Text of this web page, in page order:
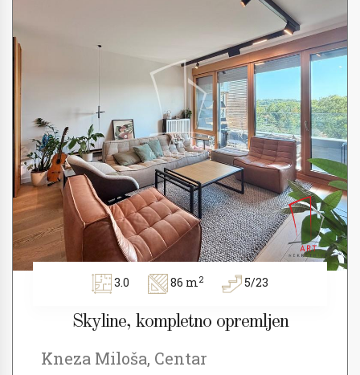
3.0 86 m2 5/23
Skyline, kompletno opremljen
Kneza Miloša, Centar